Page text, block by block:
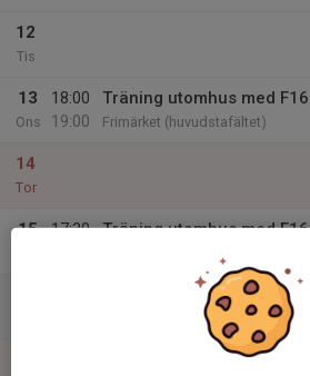
12
Tis
13
Ons
18:00
19:00
Träning utomhus med F16
Frimärket (huvudstafältet)
14
Tor
15
17:30
Träning utomhus med F16